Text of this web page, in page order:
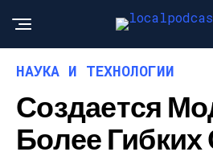
НАУКА И ТЕХНОЛОГИИ
Создается
Более Гибких